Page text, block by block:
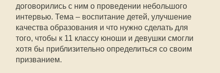
договорились с ним о проведении небольшого
интервью. Тема – воспитание детей, улучшение
качества образования и что нужно сделать для
того, чтобы к 11 классу юноши и девушки смогли
хотя бы приблизительно определиться со своим
призванием.